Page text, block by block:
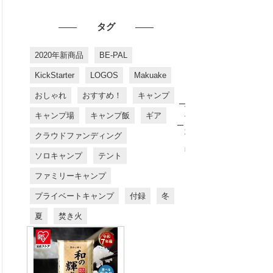
タグ
2020年新商品 BE-PAL
KickStarter LOGOS Makuake
おしゃれ おすすめ！ キャンプ
キャンプ場 キャンプ飯 ギア
クラウドファンディング
ソロキャンプ テント
ファミリーキャンプ
プライベートキャンプ 付録 冬
夏 焚き火
す
す
め
商
品